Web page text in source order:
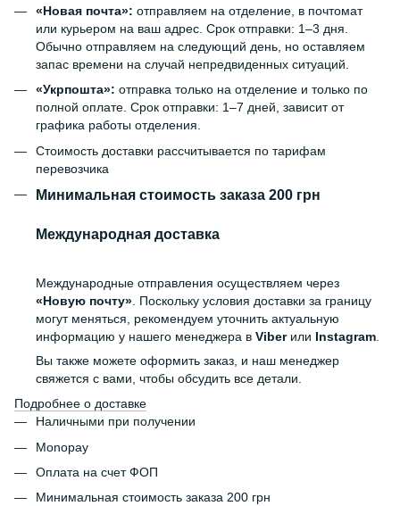
«Новая почта»: отправляем на отделение, в почтомат
или курьером на ваш адрес. Срок отправки: 1–3 дня.
Обычно отправляем на следующий день, но оставляем
запас времени на случай непредвиденных ситуаций.
«Укрпошта»: отправка только на отделение и только по
полной оплате. Срок отправки: 1–7 дней, зависит от
графика работы отделения.
Стоимость доставки рассчитывается по тарифам
перевозчика
Минимальная стоимость заказа 200 грн
Международная доставка
Международные отправления осуществляем через
«Новую почту» . Поскольку условия доставки за границу
могут меняться, рекомендуем уточнить актуальную
информацию у нашего менеджера в Viberили Instagram
Вы также можете оформить заказ, и наш менеджер
свяжется с вами, чтобы обсудить все детали.
Подробнее о доставке
Наличными при получении
Monopay
Оплата на счет ФОП
Минимальная стоимость заказа 200 грн